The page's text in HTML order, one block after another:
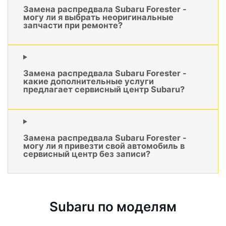
Замена распредвала Subaru Forester -
могу ли я выбрать неоригинальные
запчасти при ремонте?
Замена распредвала Subaru Forester -
какие дополнительные услуги
предлагает сервисный центр Subaru?
Замена распредвала Subaru Forester -
могу ли я привезти свой автомобиль в
сервисный центр без записи?
Subaru по моделям